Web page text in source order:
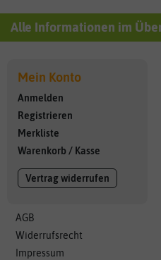
Alle Informationen im
Mein Konto
Anmelden
Registrieren
Merkliste
Warenkorb / Kasse
Vertrag widerrufen
AGB
Widerrufsrecht
Impressum